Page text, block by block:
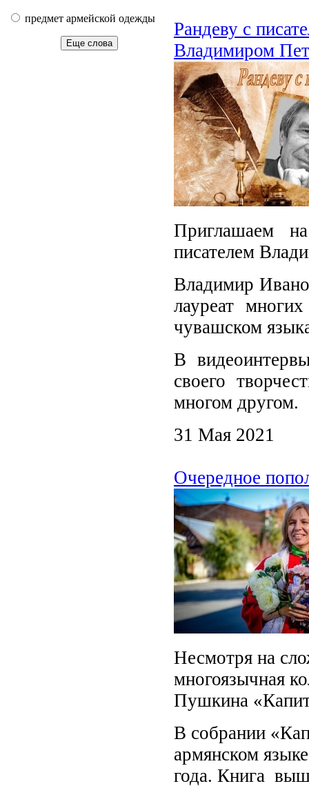
предмет армейской одежды
Еще слова
Рандеву с
Владимиром
Приглашаем
писателем
Владимир
лауреат
чувашском
В
своего
многом другом.
31 Мая 2021
Очередное
Несмотря на
многоязычная
Пушкина
В собрании
армянском
года. Книга